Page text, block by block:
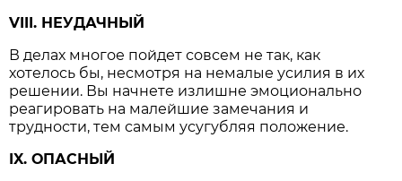
VIII. НЕУДАЧНЫЙ
В делах многое пойдет совсем не так, как
хотелось бы, несмотря на немалые усилия в их
решении. Вы начнете излишне эмоционально
реагировать на малейшие замечания и
трудности, тем самым усугубляя положение.
IX. ОПАСНЫЙ